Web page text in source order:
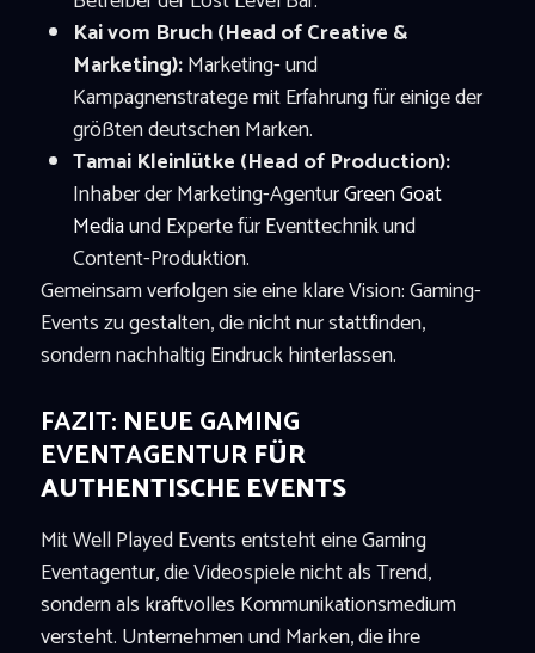
Kai vom Bruch (Head of Creative &
Marketing):Marketing- und
Kampagnenstratege mit Erfahrung für einige der
größten deutschen Marken.
Tamai Kleinlütke (Head of Production):
Inhaber der Marketing-AgenturGreen Goat
Mediaund Experte für Eventtechnik und
Content-Produktion.
Gemeinsam verfolgen sie eine klare Vision: Gaming-
Events zu gestalten, die nicht nur stattfinden,
sondern nachhaltig Eindruck hinterlassen.
FAZIT: NEUE GAMING
EVENTAGENTURFÜR
AUTHENTISCHE EVENTS
Mit Well Played Events entsteht eine Gaming
Eventagentur, die Videospiele nicht als Trend,
sondern als kraftvolles Kommunikationsmedium
versteht. Unternehmen und Marken, die ihre